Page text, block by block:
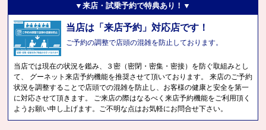
▼来店・試乗予約で特典あり！▼
当店は「来店予約」対応店です！
ご予約の調整で店頭の混雑を防止しております。
当店では現在の状況を鑑み、３密（密閉・密集・密接）を防ぐ取組みとし
て、 グーネット来店予約機能を推奨させて頂いております。 来店のご予約
状況を調整することで店頭での混雑を防止し、お客様の健康と安全を第一
に対応させて頂きます。 ご来店の際はなるべく来店予約機能をご利用頂く
ようお願い申し上げます。ご不明な点はお気軽にお問合せ下さい。